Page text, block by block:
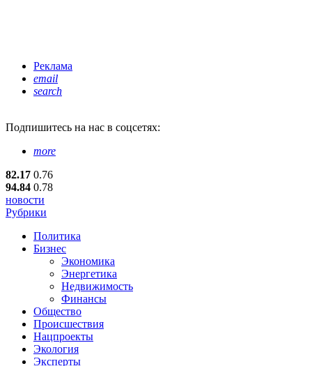
Реклама
email
search
Подпишитесь на нас в соцсетях:
more
82.17 0.76
94.84 0.78
новости
Рубрики
Политика
Бизнес
Экономика
Энергетика
Недвижимость
Финансы
Общество
Происшествия
Нацпроекты
Экология
Эксперты